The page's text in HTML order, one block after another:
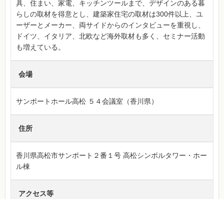
具、住まい、家電、キッチンツールまで、デザインのある暮
らしの取材を得意とし、建築家住宅の取材は300件以上、ユ
ーザーとメーカー、両サイドからのインタビューを重視し、
ドイツ、イタリア、北欧など海外取材も多く、セミナー活動
も増えている。
会場
サンポートホール高松 ５４会議室（香川県）
住所
香川県高松市サンポート２番１号 高松シンボルタワー・ホー
ル棟
アクセス等